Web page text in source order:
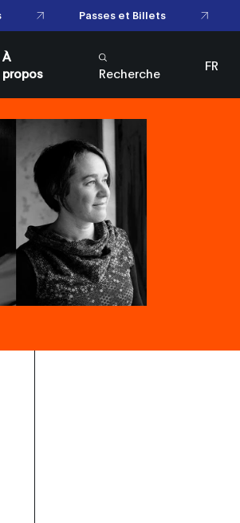
Passes et Billets
À
propos
Recherche
FR